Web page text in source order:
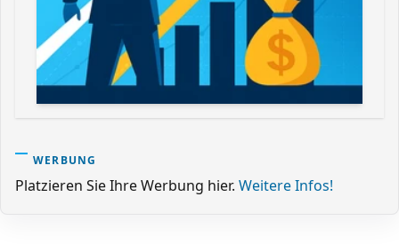
WERBUNG
Platzieren Sie Ihre Werbung hier. Weitere Infos!